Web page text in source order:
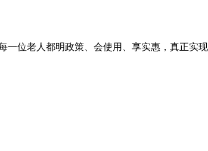
位老人都明政策、会使用、享实惠，真正实现